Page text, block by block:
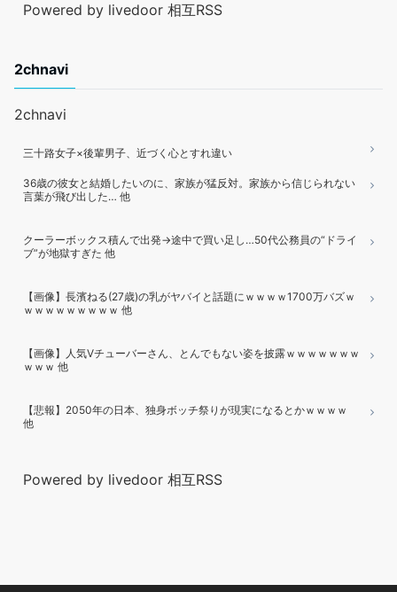
Powered by livedoor 相互RSS
2chnavi
2chnavi
三十路女子×後輩男子、近づく心とすれ違い
36歳の彼女と結婚したいのに、家族が猛反対。家族から信じられない
言葉が飛び出した… 他
クーラーボックス積んで出発→途中で買い足し…50代公務員の“ドライ
ブ”が地獄すぎた 他
【画像】長濱ねる(27歳)の乳がヤバイと話題にｗｗｗｗ1700万バズｗ
ｗｗｗｗｗｗｗｗｗ 他
【画像】人気Vチューバーさん、とんでもない姿を披露ｗｗｗｗｗｗｗ
ｗｗｗ 他
【悲報】2050年の日本、独身ボッチ祭りが現実になるとかｗｗｗｗ
他
Powered by livedoor 相互RSS